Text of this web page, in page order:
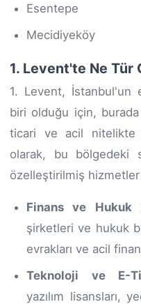
Esentepe
Mecidiyeköy
1. Levent'te Ne Tür
1. Levent, İstanbul'un
biri olduğu için,
ticari ve acil nitelikte
olarak, bu bölgedeki
özelleştirilmiş
Finans ve Hukuk
şirketleri ve hukuk
evrakları ve acil
Teknoloji ve E-
yazılım lisansları,